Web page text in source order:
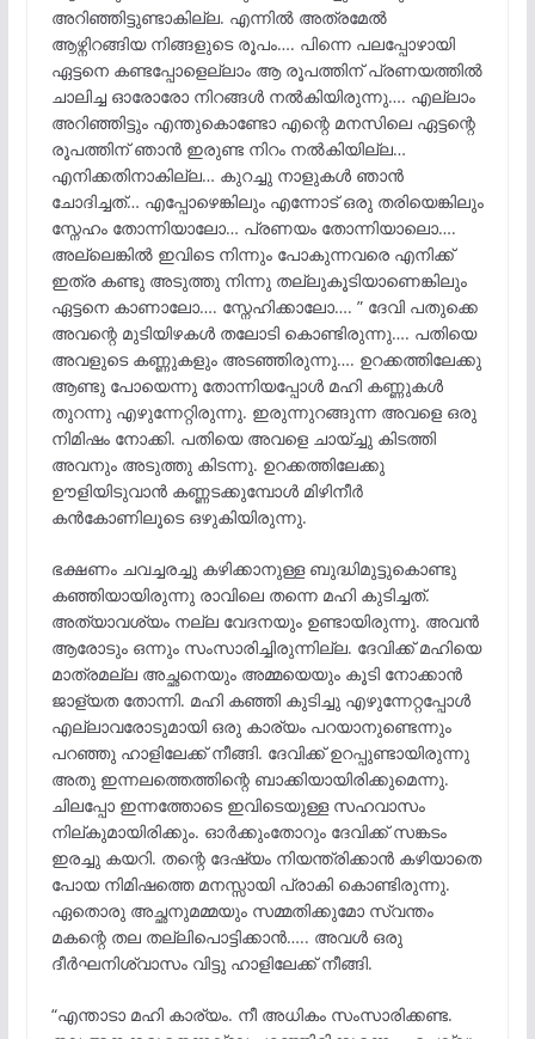
അറിഞ്ഞിട്ടുണ്ടാകില്ല. എന്നിൽ അത്രമേൽ
ആഴ്നിറങ്ങിയ നിങ്ങളുടെ രൂപം…. പിന്നെ പലപ്പോഴായി
ഏട്ടനെ കണ്ടപ്പോളെല്ലാം ആ രൂപത്തിന് പ്രണയത്തിൽ
ചാലിച്ച ഓരോരോ നിറങ്ങൾ നൽകിയിരുന്നു…. എല്ലാം
അറിഞ്ഞിട്ടും എന്തുകൊണ്ടോ എന്റെ മനസിലെ ഏട്ടന്റെ
രൂപത്തിന് ഞാൻ ഇരുണ്ട നിറം നൽകിയില്ല…
എനിക്കതിനാകില്ല… കുറച്ചു നാളുകൾ ഞാൻ
ചോദിച്ചത്… എപ്പോഴെങ്കിലും എന്നോട് ഒരു തരിയെങ്കിലും
സ്നേഹം തോന്നിയാലോ… പ്രണയം തോന്നിയാലൊ….
അല്ലെങ്കിൽ ഇവിടെ നിന്നും പോകുന്നവരെ എനിക്ക്
ഇത്ര കണ്ടു അടുത്തു നിന്നു തല്ലുകൂടിയാണെങ്കിലും
ഏട്ടനെ കാണാലോ…. സ്നേഹിക്കാലോ…. ” ദേവി പതുക്കെ
അവന്റെ മുടിയിഴകൾ തലോടി കൊണ്ടിരുന്നു…. പതിയെ
അവളുടെ കണ്ണുകളും അടഞ്ഞിരുന്നു…. ഉറക്കത്തിലേക്കു
ആണ്ടു പോയെന്നു തോന്നിയപ്പോൾ മഹി കണ്ണുകൾ
തുറന്നു എഴുന്നേറ്റിരുന്നു. ഇരുന്നുറങ്ങുന്ന അവളെ ഒരു
നിമിഷം നോക്കി. പതിയെ അവളെ ചായ്ച്ചു കിടത്തി
അവനും അടുത്തു കിടന്നു. ഉറക്കത്തിലേക്കു
ഊളിയിടുവാൻ കണ്ണടക്കുമ്പോൾ മിഴിനീർ
കൻകോണിലൂടെ ഒഴുകിയിരുന്നു.
ഭക്ഷണം ചവച്ചരച്ചു കഴിക്കാനുള്ള ബുദ്ധിമുട്ടുകൊണ്ടു
കഞ്ഞിയായിരുന്നു രാവിലെ തന്നെ മഹി കുടിച്ചത്.
അത്യാവശ്യം നല്ല വേദനയും ഉണ്ടായിരുന്നു. അവൻ
ആരോടും ഒന്നും സംസാരിച്ചിരുന്നില്ല. ദേവിക്ക് മഹിയെ
മാത്രമല്ല അച്ഛനെയും അമ്മയെയും കൂടി നോക്കാൻ
ജാള്യത തോന്നി. മഹി കഞ്ഞി കുടിച്ചു എഴുന്നേറ്റപ്പോൾ
എല്ലാവരോടുമായി ഒരു കാര്യം പറയാനുണ്ടെന്നും
പറഞ്ഞു ഹാളിലേക്ക് നീങ്ങി. ദേവിക്ക് ഉറപ്പുണ്ടായിരുന്നു
അതു ഇന്നലത്തെത്തിന്റെ ബാക്കിയായിരിക്കുമെന്നു.
ചിലപ്പോ ഇന്നത്തോടെ ഇവിടെയുള്ള സഹവാസം
നില്കുമായിരിക്കും. ഓർക്കുംതോറും ദേവിക്ക് സങ്കടം
ഇരച്ചു കയറി. തന്റെ ദേഷ്യം നിയന്ത്രിക്കാൻ കഴിയാതെ
പോയ നിമിഷത്തെ മനസ്സായി പ്രാകി കൊണ്ടിരുന്നു.
ഏതൊരു അച്ഛനുമമ്മയും സമ്മതിക്കുമോ സ്വന്തം
മകന്റെ തല തല്ലിപൊട്ടിക്കാൻ….. അവൾ ഒരു
ദീർഘനിശ്വാസം വിട്ടു ഹാളിലേക്ക് നീങ്ങി.
“എന്താടാ മഹി കാര്യം. നീ അധികം സംസാരിക്കണ്ട.